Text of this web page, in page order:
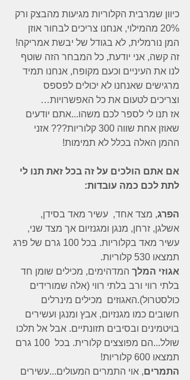
כיוון שמרבית הקלוריות מגיעות מהבצק ורק
20% מהמילוי, אנחנו צריכים לבחור אוזן
המן נורמלית, לא בגודל של יבשת אמריקה!
זה קשה, אני יודעת, כל המבחר הזה שוטף
לנו את העיניים וכעם מקופח, אנחנו תמיד
מרגישים שאנחנו לא יכולים לפספס
וצריכים לטעום את כל האפשרויות…
אז תנו לי לספר לכם משהו...אתם יודעים
שאוזן אחת שווה 300 קלוריות??? אזני
ההמן האלה בכלל לא תמימות!
אם אתם הולכים על זה בכל זאת תנו לי
לתת לכם כמה עובדות:
הפרג, מצד אחד,  עשיר מאד בסידן,
אשלגן, זרחן, מנגן ומגנזיום אך מצד שני,
עשיר מאד בקלוריות. בכל 100 גרם של פרג
תמצאו 530 קלוריות.
אגוזי המלך המדהימים, מכילים שומן חד
בלתי רווי ורב בלתי רווי (אלה שמורידים
כולסטרול).האגוזים  מכילים מינרלים
חשובים כמו מגנזיום, אבץ ומנגן ועשירים
בויטמינים ובסיבים תזונתיים. אבל אל תלכו
שולל...הם מפוצצים קלורית. בכל  100 גרם
תמצאו 600 קלוריות!
התמרים, אוי התמרים המעולים...עשירים